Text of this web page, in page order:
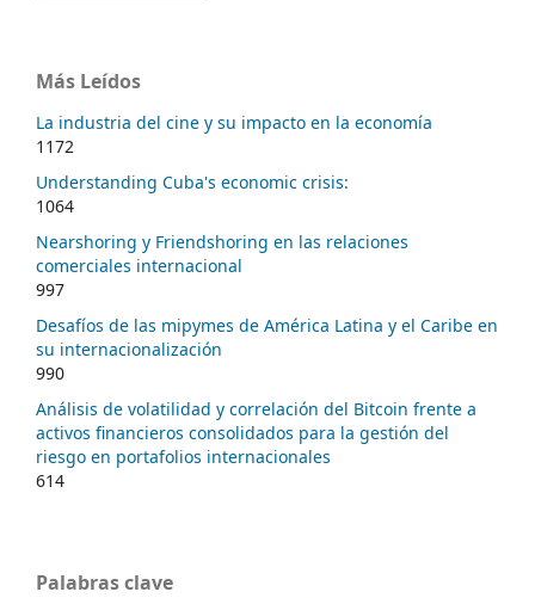
Más Leídos
La industria del cine y su impacto en la economía
1172
Understanding Cuba's economic crisis:
1064
Nearshoring y Friendshoring en las relaciones
comerciales internacional
997
Desafíos de las mipymes de América Latina y el Caribe en
su internacionalización
990
Análisis de volatilidad y correlación del Bitcoin frente a
activos financieros consolidados para la gestión del
riesgo en portafolios internacionales
614
Palabras clave